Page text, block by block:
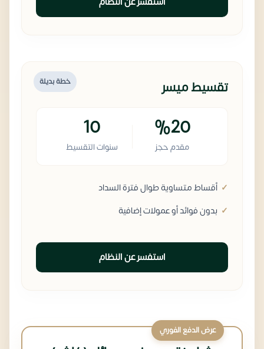
خطة بديلة تقسيط ميسر
%20
مقدم حجز
10
سنوات التقسيط
أقساط متساوية طوال فترة السداد
بدون فوائد أو عمولات إضافية
استفسر عن النظام
عرض الدفع الفوري